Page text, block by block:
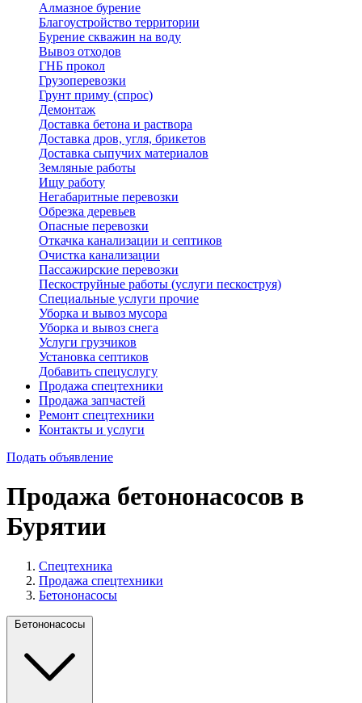
Алмазное бурение
Благоустройство территории
Бурение скважин на воду
Вывоз отходов
ГНБ прокол
Грузоперевозки
Грунт приму (спрос)
Демонтаж
Доставка бетона и раствора
Доставка дров, угля, брикетов
Доставка сыпучих материалов
Земляные работы
Ищу работу
Негабаритные перевозки
Обрезка деревьев
Опасные перевозки
Откачка канализации и септиков
Очистка канализации
Пассажирские перевозки
Пескоструйные работы (услуги пескоструя)
Специальные услуги прочие
Уборка и вывоз мусора
Уборка и вывоз снега
Услуги грузчиков
Установка септиков
Добавить спецуслугу
Продажа спецтехники
Продажа запчастей
Ремонт спецтехники
Контакты и услуги
Подать объявление
Продажа бетононасосов в
Бурятии
Спецтехника
Продажа спецтехники
Бетононасосы
Бетононасосы